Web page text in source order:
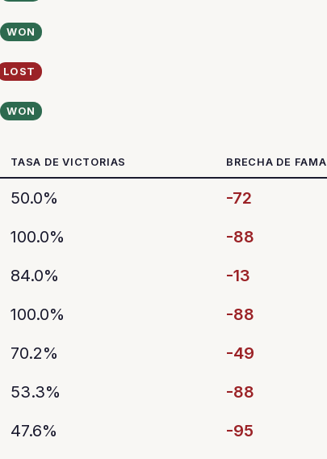
WON
LOST
WON
TASA DE VICTORIAS BRECHA DE FAMA
50.0%
-72
100.0%
-88
84.0%
-13
100.0%
-88
70.2%
-49
53.3%
-88
47.6%
-95